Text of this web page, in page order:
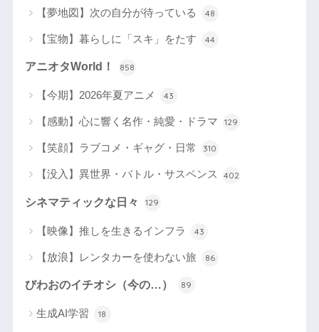
【夢地図】次の自分が待っている 48
【宝物】暮らしに「スキ」をたす 44
アニオタWorld！ 858
【今期】2026年夏アニメ 43
【感動】心に響く名作・純愛・ドラマ 129
【笑顔】ラブコメ・ギャグ・日常 310
【没入】異世界・バトル・サスペンス 402
シネマティックな日々 129
【映像】推しを生きるインフラ 43
【放浪】レンタカーを使わない旅 86
びわおのイチオシ（今の…） 89
生成AI学習 18